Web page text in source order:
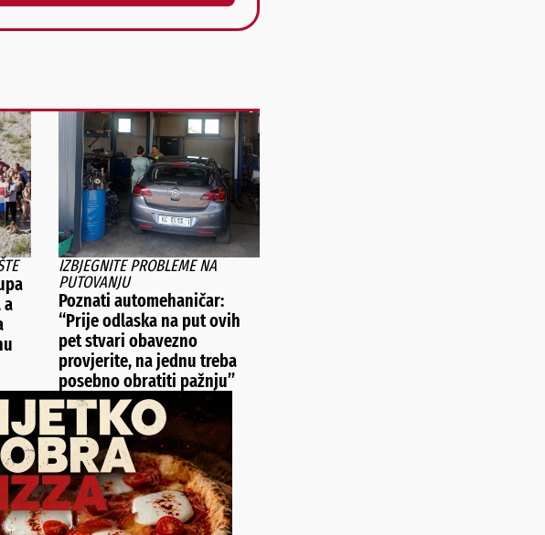
a
IZBJEGNITE PROBLEME NA
PUTOVANJU
Poznati automehaničar:
“Prije odlaska na put ovih
pet stvari obavezno
provjerite, na jednu treba
posebno obratiti pažnju”